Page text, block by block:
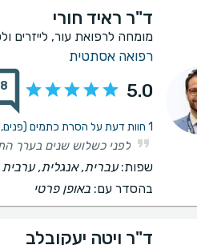
ד"ר ראיד חורי
מומחה לרפואת עור, לייזרים
רפואה אסתטית
5.0
1 חוות דעת על הסרת כתמים (פנים, מחשוף, כפות ידיים)
שפות:עברית, אנגלית, ערבית
בהסדר עם: באופן פרטי
ד"ר ויטה יעקובלב